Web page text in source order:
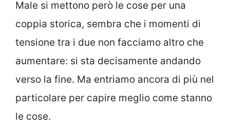
Male si mettono però le cose per una
coppia storica, sembra che i momenti di
tensione tra i due non facciamo altro che
aumentare: si sta decisamente andando
verso la fine. Ma entriamo ancora di più nel
particolare per capire meglio come stanno
le cose.